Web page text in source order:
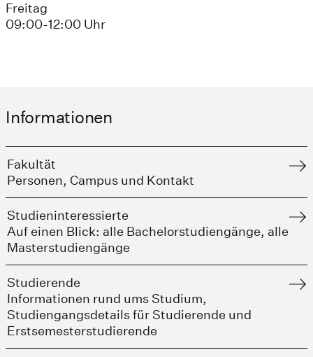
Freitag
09:00-12:00 Uhr
Informationen
Fakultät
Personen, Campus und Kontakt
Studieninteressierte
Auf einen Blick: alle Bachelorstudiengänge, alle
Masterstudiengänge
Studierende
Informationen rund ums Studium,
Studiengangsdetails für Studierende und
Erstsemesterstudierende